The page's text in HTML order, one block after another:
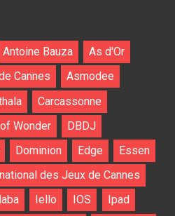
Antoine Bauza
As d'Or
Cannes
Asmodee
Carcassonne
Wonder
DBDJ
Dominion Edge
Essen
des Jeux de Cannes
Iello IOS Ipad